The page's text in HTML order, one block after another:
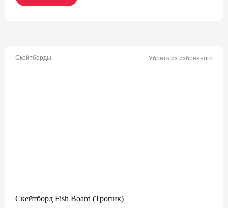
Скейтборды Убрать из избранного
Скейтборд Fish Board (Тропик)